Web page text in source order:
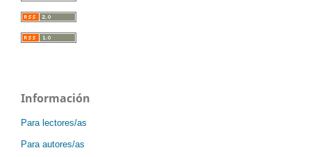
Información
Para lectores/as
Para autores/as